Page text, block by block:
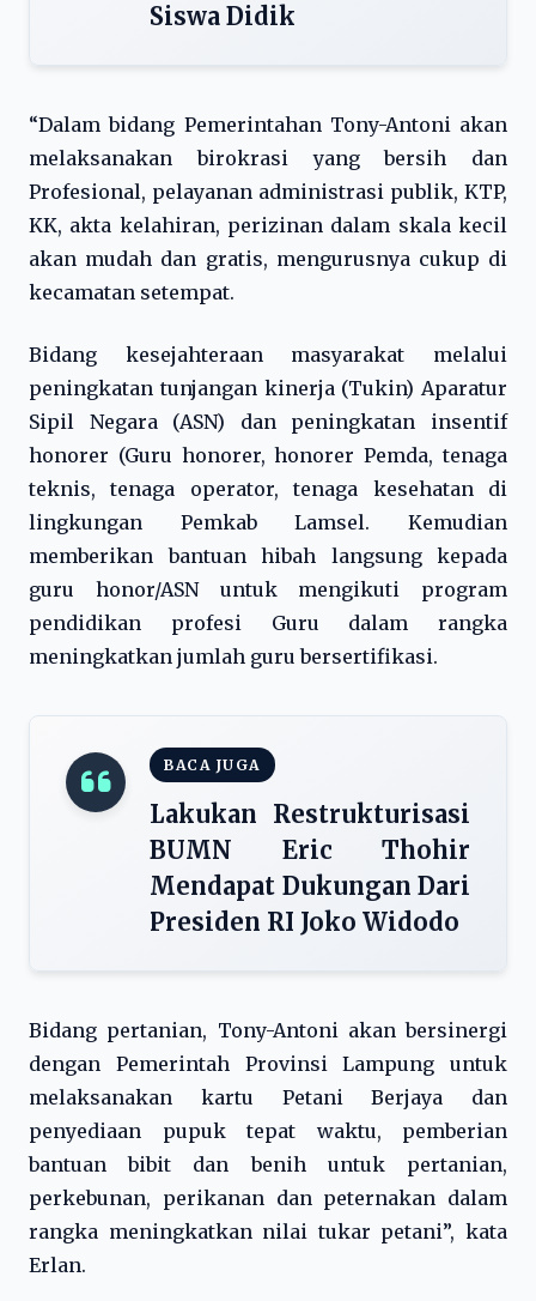
Siswa Didik
“Dalam bidang Pemerintahan Tony-Antoni akan
melaksanakan birokrasi yang bersih dan
Profesional, pelayanan administrasi publik, KTP,
KK, akta kelahiran, perizinan dalam skala kecil
akan mudah dan gratis, mengurusnya cukup di
kecamatan setempat.
Bidang kesejahteraan masyarakat melalui
peningkatan tunjangan kinerja (Tukin) Aparatur
Sipil Negara (ASN) dan peningkatan insentif
honorer (Guru honorer, honorer Pemda, tenaga
teknis, tenaga operator, tenaga kesehatan di
lingkungan Pemkab Lamsel. Kemudian
memberikan bantuan hibah langsung kepada
guru honor/ASN untuk mengikuti program
pendidikan profesi Guru dalam rangka
meningkatkan jumlah guru bersertifikasi.
BACA JUGA
Lakukan Restrukturisasi
BUMN Eric Thohir
Mendapat Dukungan Dari
Presiden RI Joko Widodo
Bidang pertanian, Tony-Antoni akan bersinergi
dengan Pemerintah Provinsi Lampung untuk
melaksanakan kartu Petani Berjaya dan
penyediaan pupuk tepat waktu, pemberian
bantuan bibit dan benih untuk pertanian,
perkebunan, perikanan dan peternakan dalam
rangka meningkatkan nilai tukar petani”, kata
Erlan.